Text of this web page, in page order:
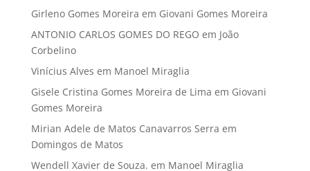
Girleno Gomes Moreira em Giovani Gomes Moreira
ANTONIO CARLOS GOMES DO REGO em João
Corbelino
Vinícius Alves em Manoel Miraglia
Gisele Cristina Gomes Moreira de Lima em Giovani
Gomes Moreira
Mirian Adele de Matos Canavarros Serra em
Domingos de Matos
Wendell Xavier de Souza. em Manoel Miraglia